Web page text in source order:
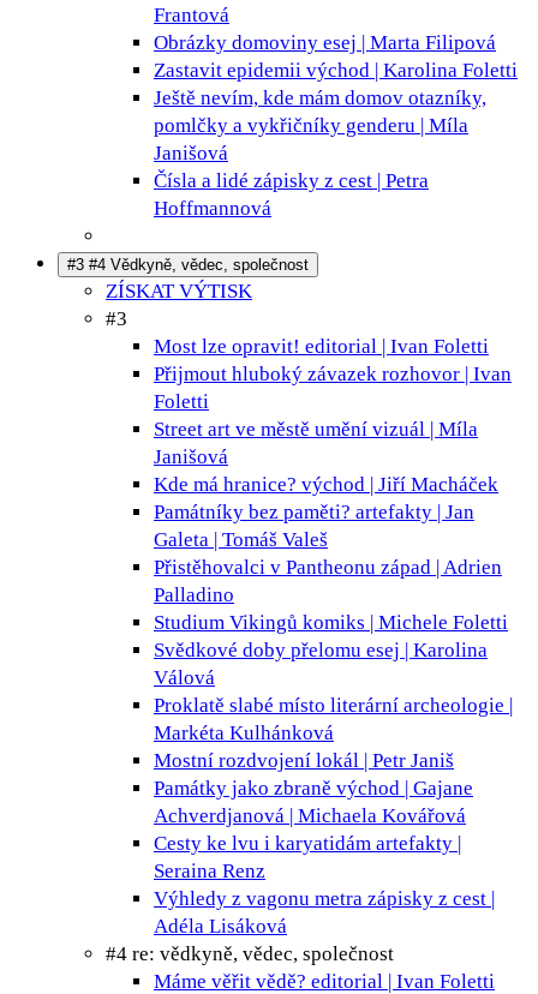
Frantová
Obrázky domoviny esej | Marta Filipová
Zastavit epidemii východ | Karolina Foletti
Ještě nevím, kde mám domov otazníky,
pomlčky a vykřičníky genderu | Míla
Janišová
Čísla a lidé zápisky z cest | Petra
Hoffmannová
#3 #4 Vědkyně, vědec, společnost
ZÍSKAT VÝTISK
#3
Most lze opravit! editorial | Ivan Foletti
Přijmout hluboký závazek rozhovor | Ivan
Foletti
Street art ve městě umění vizuál | Míla
Janišová
Kde má hranice? východ | Jiří Macháček
Památníky bez paměti? artefakty | Jan
Galeta | Tomáš Valeš
Přistěhovalci v Pantheonu západ | Adrien
Palladino
Studium Vikingů komiks | Michele Foletti
Svědkové doby přelomu esej | Karolina
Válová
Proklatě slabé místo literární archeologie |
Markéta Kulhánková
Mostní rozdvojení lokál | Petr Janiš
Památky jako zbraně východ | Gajane
Achverdjanová | Michaela Kovářová
Cesty ke lvu i karyatidám artefakty |
Seraina Renz
Výhledy z vagonu metra zápisky z cest |
Adéla Lisáková
#4 re: vědkyně, vědec, společnost
Máme věřit vědě? editorial | Ivan Foletti